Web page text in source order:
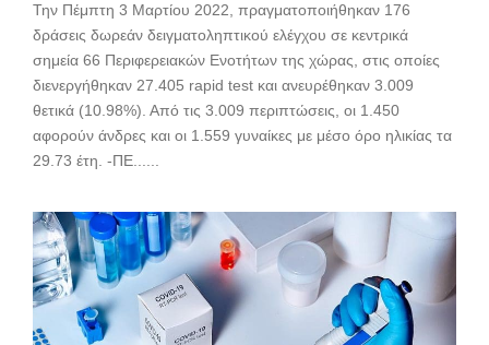
Την Πέμπτη 3 Μαρτίου 2022, πραγματοποιήθηκαν 176
δράσεις δωρεάν δειγματοληπτικού ελέγχου σε κεντρικά
σημεία 66 Περιφερειακών Ενοτήτων της χώρας, στις οποίες
διενεργήθηκαν 27.405 rapid test και ανευρέθηκαν 3.009
θετικά (10.98%). Από τις 3.009 περιπτώσεις, οι 1.450
αφορούν άνδρες και οι 1.559 γυναίκες με μέσο όρο ηλικίας τα
29.73 έτη. -ΠΕ......